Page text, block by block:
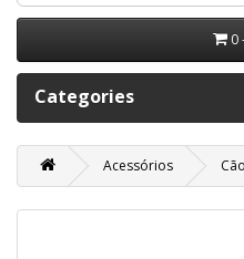
0
Categories
Acessórios Cão